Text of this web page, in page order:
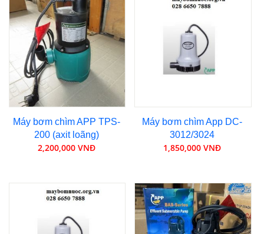
Máy bơm chìm APP TPS-
200 (axit loãng)
2,200,000 VNĐ
Máy bơm chìm App DC-
3012/3024
1,850,000 VNĐ